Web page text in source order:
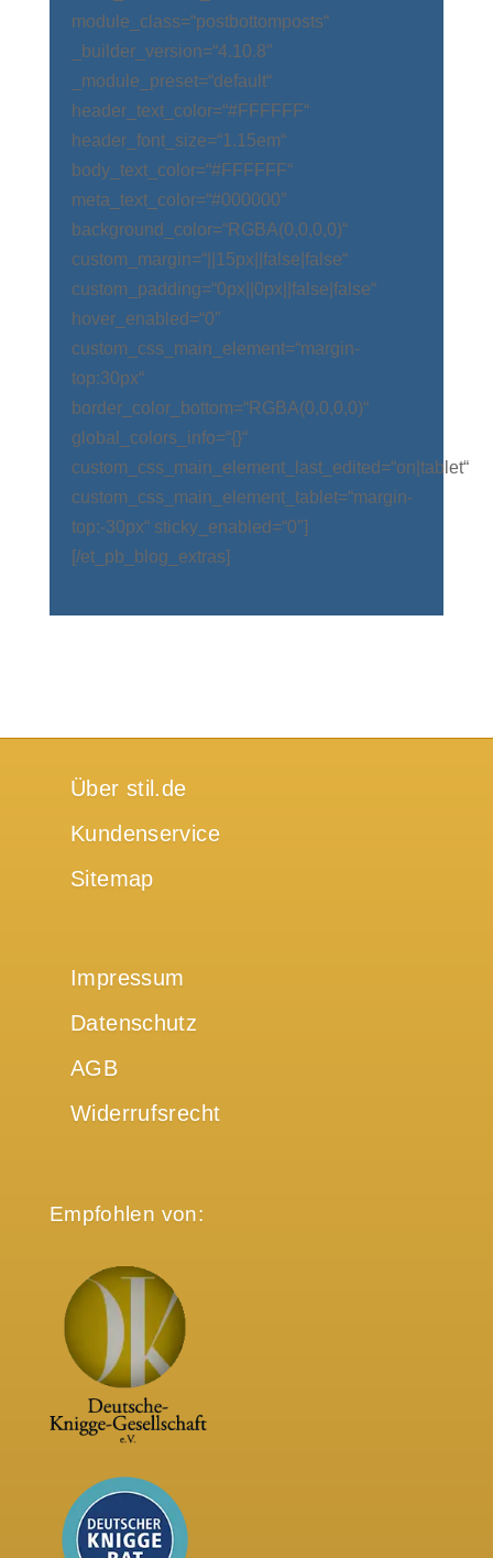
module_class=“postbottomposts“
_builder_version=“4.10.8″
_module_preset=“default“
header_text_color=“#FFFFFF“
header_font_size=“1.15em“
body_text_color=“#FFFFFF“
meta_text_color=“#000000″
background_color=“RGBA(0,0,0,0)“
custom_margin=“||15px||false|false“
custom_padding=“0px||0px||false|false“
hover_enabled=“0″
custom_css_main_element=“margin-
top:30px“
border_color_bottom=“RGBA(0,0,0,0)“
global_colors_info=“{}“
custom_css_main_element_last_edited=“on|tablet“
custom_css_main_element_tablet=“margin-
top:-30px“ sticky_enabled=“0″]
[/et_pb_blog_extras]
Über stil.de
Kundenservice
Sitemap
Impressum
Datenschutz
AGB
Widerrufsrecht
Empfohlen von: